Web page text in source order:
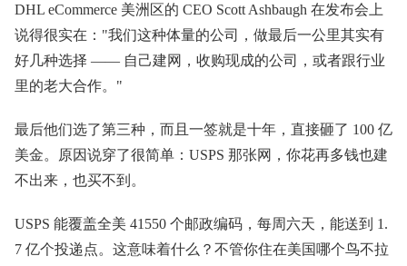
DHL eCommerce 美洲区的 CEO Scott Ashbaugh 在发布会上
说得很实在："我们这种体量的公司，做最后一公里其实有
好几种选择 —— 自己建网，收购现成的公司，或者跟行业
里的老大合作。"
最后他们选了第三种，而且一签就是十年，直接砸了 100 亿
美金。原因说穿了很简单：USPS 那张网，你花再多钱也建
不出来，也买不到。
USPS 能覆盖全美 41550 个邮政编码，每周六天，能送到 1.
7 亿个投递点。这意味着什么？不管你住在美国哪个鸟不拉